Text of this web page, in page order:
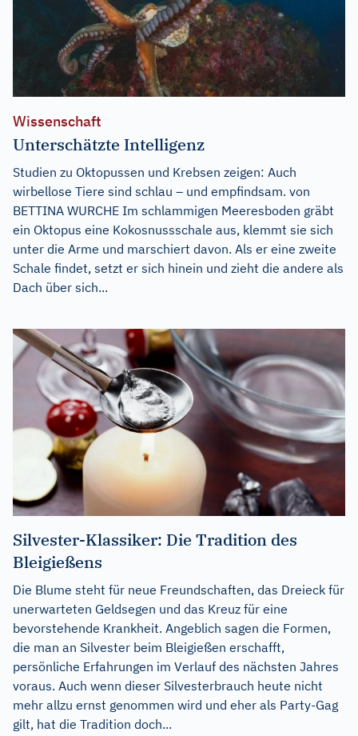
Wissenschaft
Unterschätzte Intelligenz
Studien zu Oktopussen und Krebsen zeigen: Auch
wirbellose Tiere sind schlau – und empfindsam. von
BETTINA WURCHE Im schlammigen Meeresboden gräbt
ein Oktopus eine Kokosnussschale aus, klemmt sie sich
unter die Arme und marschiert davon. Als er eine zweite
Schale findet, setzt er sich hinein und zieht die andere als
Dach über sich...
Silvester-Klassiker: Die Tradition des
Bleigießens
Die Blume steht für neue Freundschaften, das Dreieck für
unerwarteten Geldsegen und das Kreuz für eine
bevorstehende Krankheit. Angeblich sagen die Formen,
die man an Silvester beim Bleigießen erschafft,
persönliche Erfahrungen im Verlauf des nächsten Jahres
voraus. Auch wenn dieser Silvesterbrauch heute nicht
mehr allzu ernst genommen wird und eher als Party-Gag
gilt, hat die Tradition doch...